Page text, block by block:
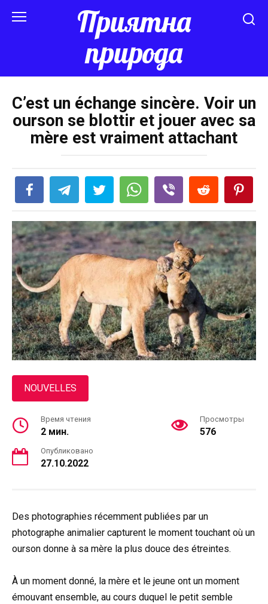
Приятна
природа
C’est un échange sincère. Voir un
ourson se blottir et jouer avec sa
mère est vraiment attachant
NOUVELLES
Время чтения
2 мин.
Просмотры
576
Опубликовано
27.10.2022
Des photographies récemment publiées par un
photographe animalier capturent le moment touchant où un
ourson donne à sa mère la plus douce des étreintes.
À un moment donné, la mère et le jeune ont un moment
émouvant ensemble, au cours duquel le petit semble